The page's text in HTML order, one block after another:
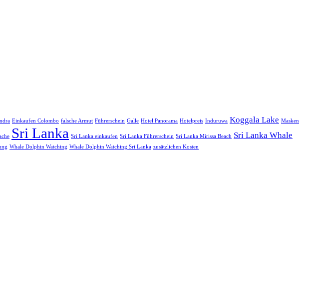
Einkaufen Colombo falsche Armut Führerschein Galle Hotel Panorama Hotelpreis Induruwa Koggala Lake Masken
Sri Lanka Sri Lanka einkaufen Sri Lanka Führerschein Sri Lanka Mirissa Beach Sri Lanka Whale
Whale Dolphin Watching Whale Dolphin Watching Sri Lanka zusätzlichen Kosten